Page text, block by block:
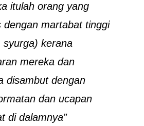
itulah orang yang
dengan martabat tinggi
syurga) kerana
mereka dan
disambut dengan
dan ucapan
di dalamnya”